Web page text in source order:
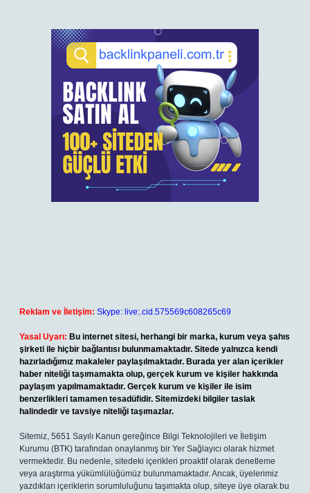
Reklam ve İletişim: Skype: live:.cid.575569c608265c69
Yasal Uyarı: Bu internet sitesi, herhangi bir marka, kurum veya şahıs
şirketi ile hiçbir bağlantısı bulunmamaktadır. Sitede yalnızca kendi
hazırladığımız makaleler paylaşılmaktadır. Burada yer alan içerikler
haber niteliği taşımamakta olup, gerçek kurum ve kişiler hakkında
paylaşım yapılmamaktadır. Gerçek kurum ve kişiler ile isim
benzerlikleri tamamen tesadüfidir. Sitemizdeki bilgiler taslak
halindedir ve tavsiye niteliği taşımazlar.
Sitemiz, 5651 Sayılı Kanun gereğince Bilgi Teknolojileri ve İletişim
Kurumu (BTK) tarafından onaylanmış bir Yer Sağlayıcı olarak hizmet
vermektedir. Bu nedenle, sitedeki içerikleri proaktif olarak denetleme
veya araştırma yükümlülüğümüz bulunmamaktadır. Ancak, üyelerimiz
yazdıkları içeriklerin sorumluluğunu taşımakta olup, siteye üye olarak bu